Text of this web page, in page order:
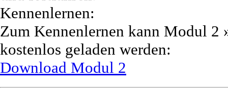
Kennenlernen:
Zum Kennenlernen kann Modul 2
kostenlos geladen werden:
Download Modul 2